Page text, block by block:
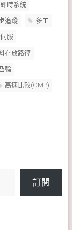
即時系統
追蹤 多工
服
存放路徑
輪
高速比較(CMP)
訂閱